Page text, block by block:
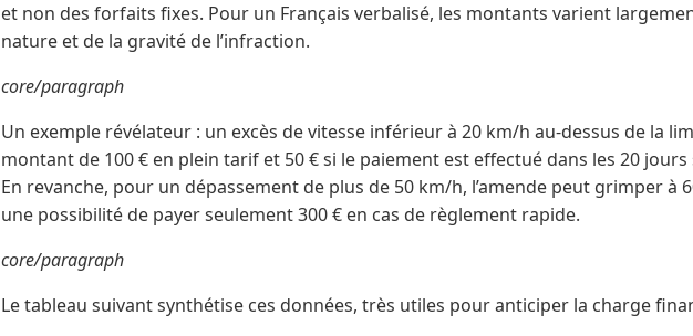
et non des forfaits fixes. Pour un Français verbalisé, les montants varient
nature et de la gravité de l’infraction.
core/paragraph
Un exemple révélateur : un excès de vitesse inférieur à 20 km/h au-dessus de la
montant de 100 € en plein tarif et 50 € si le paiement est effectué dans les 20
En revanche, pour un dépassement de plus de 50 km/h, l’amende peut grimper à
une possibilité de payer seulement 300 € en cas de règlement rapide.
core/paragraph
Le tableau suivant synthétise ces données, très utiles pour anticiper la charge